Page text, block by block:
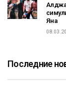
Яна
Последние